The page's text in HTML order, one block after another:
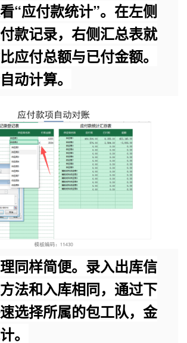
“应付款统计”。在左侧
款记录，右侧汇总表就
应付总额与已付金额。
动计算。
同样简便。录入出库信
法和入库相同，通过下
选择所属的包工队，金
。